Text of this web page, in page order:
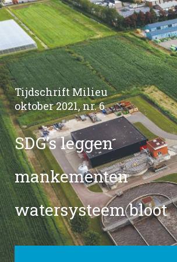
Tijdschrift Milieu
oktober 2021, nr. 6
SDG’s leggen
mankementen
watersysteem bloot